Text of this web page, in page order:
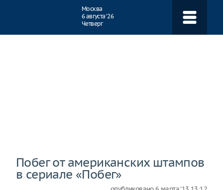
Москва
6 августа ‘26
Четверг
Побег от американских штампов
в сериале «Побег»